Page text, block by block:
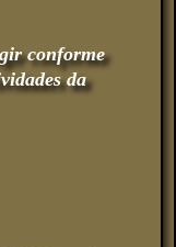
conforme
da